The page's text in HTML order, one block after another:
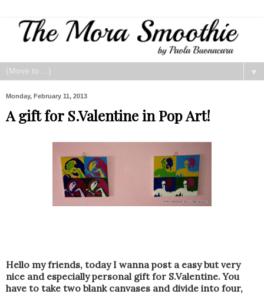
▼
Monday, February 11, 2013
A gift for S.Valentine in Pop Art!
Hello my friends, today I wanna post a easy but very
nice and especially personal gift for S.Valentine. You
have to take two blank canvases and divide into four,